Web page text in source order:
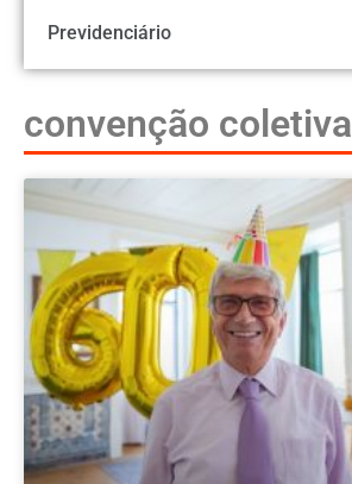
Previdenciário
convenção coletiva